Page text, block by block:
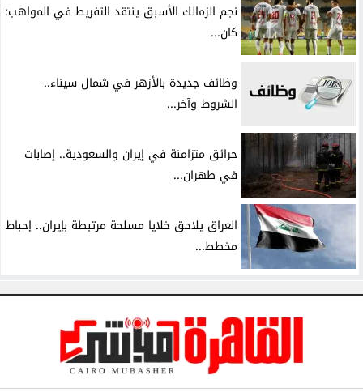
نجم الزمالك الأسبق ينتقد التفريط في المواهب:
كان...
وظائف جديدة بالأزهر في شمال سيناء..
الشروط وآخر...
حرائق متزامنة في إيران والسعودية.. إصابات
في طهران...
العراق يلاحق خلايا مسلحة مرتبطة بإيران.. إحباط
مخطط...